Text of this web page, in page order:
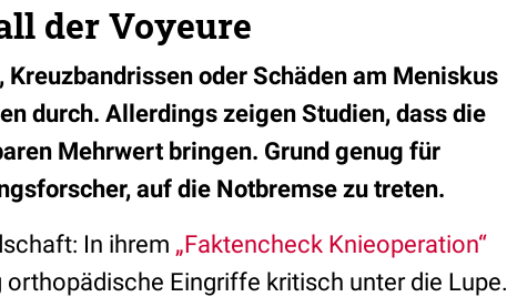
der Voyeure
oder Schäden am Meniskus
durch. Allerdings zeigen Studien, dass die
Mehrwert bringen. Grund genug für
auf die Notbremse zu treten.
In ihrem „Faktencheck Knieoperation“
Eingriffe kritisch unter die Lupe.